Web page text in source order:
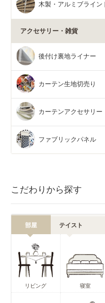
木製・アルミブライン
アクセサリー・雑貨
後付け裏地ライナー
カーテン生地切売り
カーテンアクセサリー
ファブリックパネル
こだわりから探す
部屋 テイスト
リビング 寝室